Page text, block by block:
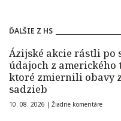
ĎALŠIE Z HS
Ázijské akcie rástli po
údajoch z amerického
ktoré zmiernili obavy
sadzieb
10. 08. 2026 | Žiadne komentáre